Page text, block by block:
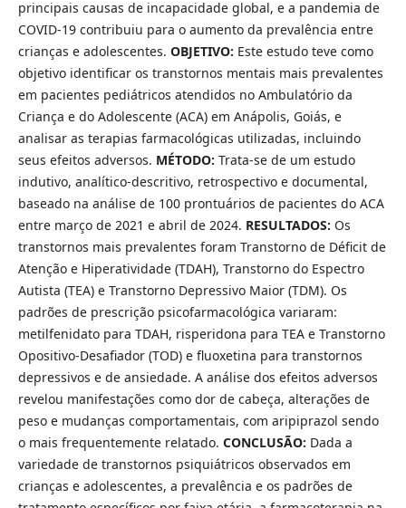
principais causas de incapacidade global, e a pandemia de
COVID-19 contribuiu para o aumento da prevalência entre
crianças e adolescentes. OBJETIVO: Este estudo teve como
objetivo identificar os transtornos mentais mais prevalentes
em pacientes pediátricos atendidos no Ambulatório da
Criança e do Adolescente (ACA) em Anápolis, Goiás, e
analisar as terapias farmacológicas utilizadas, incluindo
seus efeitos adversos. MÉTODO: Trata-se de um estudo
indutivo, analítico-descritivo, retrospectivo e documental,
baseado na análise de 100 prontuários de pacientes do ACA
entre março de 2021 e abril de 2024. RESULTADOS: Os
transtornos mais prevalentes foram Transtorno de Déficit de
Atenção e Hiperatividade (TDAH), Transtorno do Espectro
Autista (TEA) e Transtorno Depressivo Maior (TDM). Os
padrões de prescrição psicofarmacológica variaram:
metilfenidato para TDAH, risperidona para TEA e Transtorno
Opositivo-Desafiador (TOD) e fluoxetina para transtornos
depressivos e de ansiedade. A análise dos efeitos adversos
revelou manifestações como dor de cabeça, alterações de
peso e mudanças comportamentais, com aripiprazol sendo
o mais frequentemente relatado. CONCLUSÃO: Dada a
variedade de transtornos psiquiátricos observados em
crianças e adolescentes, a prevalência e os padrões de